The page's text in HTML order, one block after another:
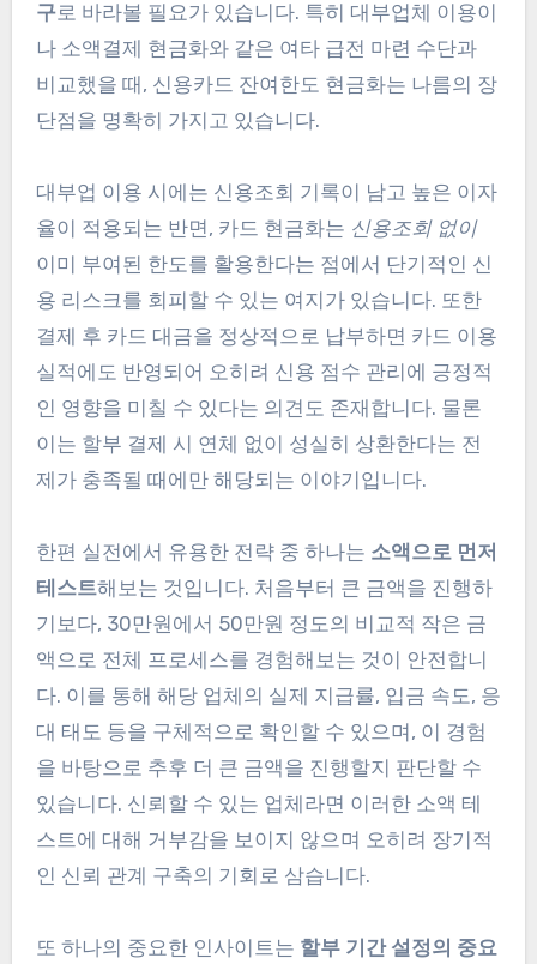
구로 바라볼 필요가 있습니다. 특히 대부업체 이용이
나 소액결제 현금화와 같은 여타 급전 마련 수단과
비교했을 때, 신용카드 잔여한도 현금화는 나름의 장
단점을 명확히 가지고 있습니다.
대부업 이용 시에는 신용조회 기록이 남고 높은 이자
율이 적용되는 반면, 카드 현금화는 신용조회 없이
이미 부여된 한도를 활용한다는 점에서 단기적인 신
용 리스크를 회피할 수 있는 여지가 있습니다. 또한
결제 후 카드 대금을 정상적으로 납부하면 카드 이용
실적에도 반영되어 오히려 신용 점수 관리에 긍정적
인 영향을 미칠 수 있다는 의견도 존재합니다. 물론
이는 할부 결제 시 연체 없이 성실히 상환한다는 전
제가 충족될 때에만 해당되는 이야기입니다.
한편 실전에서 유용한 전략 중 하나는 소액으로 먼저
테스트해보는 것입니다. 처음부터 큰 금액을 진행하
기보다, 30만원에서 50만원 정도의 비교적 작은 금
액으로 전체 프로세스를 경험해보는 것이 안전합니
다. 이를 통해 해당 업체의 실제 지급률, 입금 속도, 응
대 태도 등을 구체적으로 확인할 수 있으며, 이 경험
을 바탕으로 추후 더 큰 금액을 진행할지 판단할 수
있습니다. 신뢰할 수 있는 업체라면 이러한 소액 테
스트에 대해 거부감을 보이지 않으며 오히려 장기적
인 신뢰 관계 구축의 기회로 삼습니다.
또 하나의 중요한 인사이트는 할부 기간 설정의 중요